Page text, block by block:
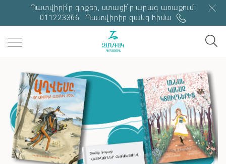
Պատվիրի՛ր գրքեր, ստացի՛ր արագ առաքում:
011223366
Պատվիրիր զանգ հիմա